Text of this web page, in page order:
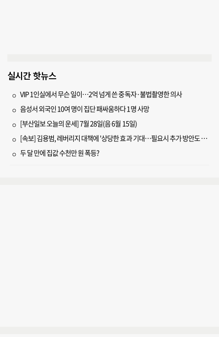
실시간 핫뉴스
VIP 1인실에서 무슨 일이…2억 넘게 쓴 중독자·불법촬영한 의사
음성서 외국인 10여 명이 집단 패싸움하다 1명 사망
[부산일보 오늘의 운세] 7월 28일(음 6월 15일)
[속보] 김용범, 레버리지 대책에 '상당한 효과 기대…필요시 추가 방안도 검토'
두 달 만에 집값 수천만 원 폭등?